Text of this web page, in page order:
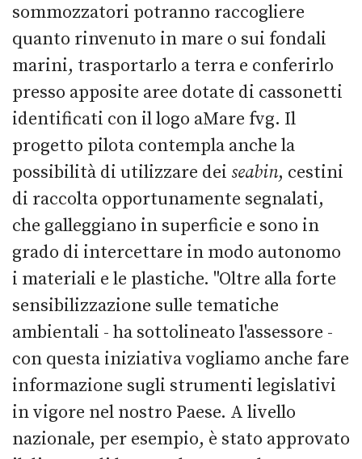
sommozzatori potranno raccogliere
quanto rinvenuto in mare o sui fondali
marini, trasportarlo a terra e conferirlo
presso apposite aree dotate di cassonetti
identificati con il logo aMare fvg. Il
progetto pilota contempla anche la
possibilità di utilizzare dei seabin, cestini
di raccolta opportunamente segnalati,
che galleggiano in superficie e sono in
grado di intercettare in modo autonomo
i materiali e le plastiche. "Oltre alla forte
sensibilizzazione sulle tematiche
ambientali - ha sottolineato l'assessore -
con questa iniziativa vogliamo anche fare
informazione sugli strumenti legislativi
in vigore nel nostro Paese. A livello
nazionale, per esempio, è stato approvato